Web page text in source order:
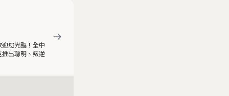
您光臨！全中
出聰明、叛逆